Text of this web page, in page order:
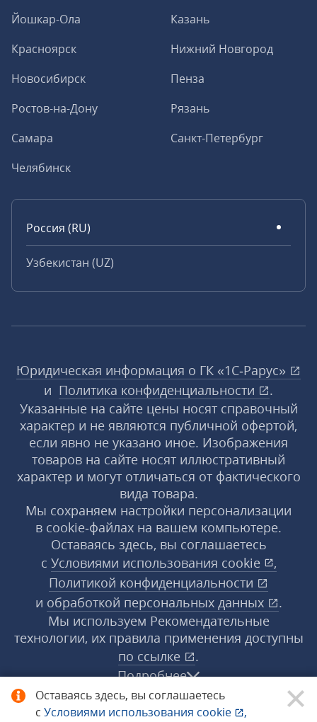
Оставаясь здесь, вы соглашаетесь
с Условиями использования cookie
,
Йошкар-Ола
Казань
Красноярск
Нижний Новгород
Новосибирск
Пенза
Ростов-на-Дону
Рязань
Самара
Санкт-Петербург
Челябинск
Россия (RU)
Узбекистан (UZ)
Юридическая информация о ГК «1С‑Рарус»
и Политика конфиденциальности
.
Указанные на сайте цены носят справочный
характер и не являются публичной офертой,
если явно не указано иное. Изображения
товаров на сайте носят иллюстративный
характер и могут отличаться от фактического
вида товара.
Мы сохраняем настройки персонализации
в cookie‑файлах на вашем компьютере.
Оставаясь здесь, вы соглашаетесь
с Условиями использования cookie
,
Политикой конфиденциальности
и обработкой персональных данных
.
Мы используем Рекомендательные
технологии, их правила применения доступны
по ссылке
.
Подробнее
© 1998−2026 «1С‑Рарус» ®. Все права